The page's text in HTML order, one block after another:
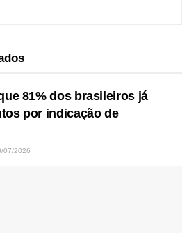
81% dos brasileiros já
por indicação de
07/2026